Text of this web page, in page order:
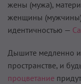
жены (мужа),
женщины (мужчины)
идентичностью —
Дышите медленно и
пространстве, и
процветание